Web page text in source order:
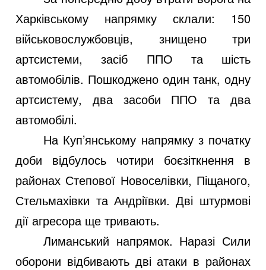
Харківському напрямку склали: 150
військовослужбовців, знищено три
артсистеми, засіб ППО та шість
автомобілів. Пошкоджено один танк, одну
артсистему, два засоби ППО та два
автомобілі.
На Куп’янському напрямку з початку
доби відбулось чотири боєзіткнення в
районах Степової Новоселівки, Піщаного,
Стельмахівки та Андріївки. Дві штурмові
дії агресора ще тривають.
Лиманський напрямок. Наразі Сили
оборони відбивають дві атаки в районах